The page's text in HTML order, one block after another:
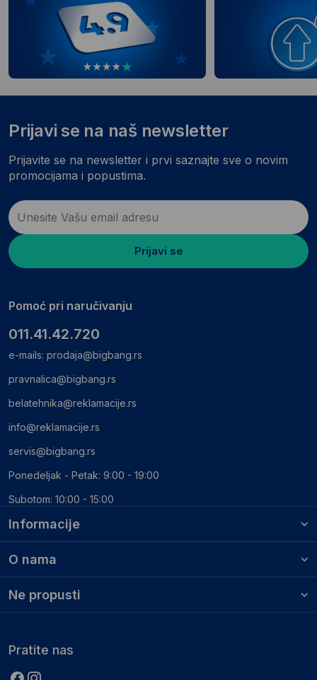
Informacije
O nama
Ne propusti
Prijavi se na naš newsletter
Prijavite se na newsletter i prvi saznajte sve o novim
promocijama i popustima.
Prijavi se
Pomoć pri naručivanju
011.41.42.720
e-mails: prodaja@bigbang.rs
pravnalica@bigbang.rs
belatehnika@reklamacije.rs
info@reklamacije.rs
servis@bigbang.rs
Ponedeljak - Petak: 9:00 - 19:00
Subotom: 10:00 - 15:00
Pratite nas